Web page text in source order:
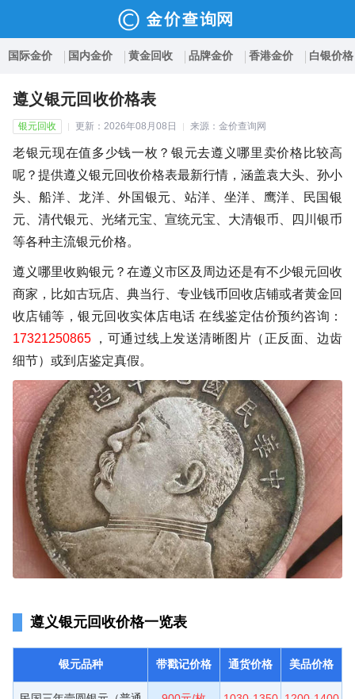
国际金价 国内金价 黄金回收 品牌金价 香港金价 白银价格
遵义银元回收价格表
银元回收 更新：2026年08月08日 来源：金价查询网
老银元现在值多少钱一枚？银元去遵义哪里卖价格比较高
呢？提供遵义银元回收价格表最新行情，涵盖袁大头、孙小
头、船洋、龙洋、外国银元、站洋、坐洋、鹰洋、民国银
元、清代银元、光绪元宝、宣统元宝、大清银币、四川银币
等各种主流银元价格。
遵义哪里收购银元？在遵义市区及周边还是有不少银元回收
商家，比如古玩店、典当行、专业钱币回收店铺或者黄金回
收店铺等，银元回收实体店电话 在线鉴定估价预约咨询：
17321250865
，可通过线上发送清晰图片（正反面、边齿
细节）或到店鉴定真假。
遵义银元回收价格一览表
银元品种 带戳记价格 通货价格 美品价格